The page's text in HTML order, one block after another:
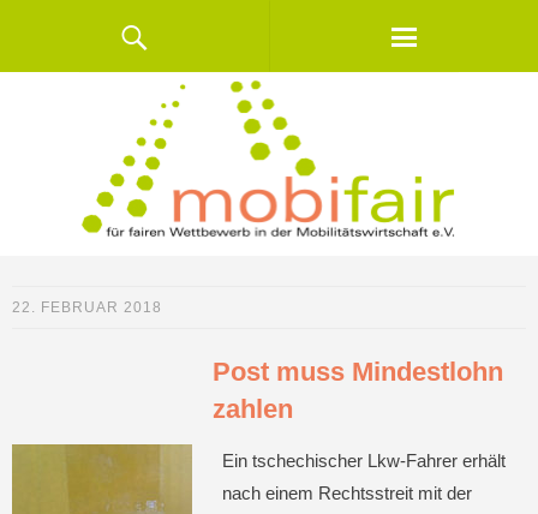
22. FEBRUAR 2018
Post muss Mindestlohn
zahlen
Ein tschechischer Lkw-Fahrer erhält
nach einem Rechtsstreit mit der